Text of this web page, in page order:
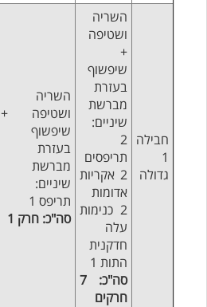
חבילה
1
גדולה
השריה
ושטיפה
+
שיפשוף
בעזרת
מברשת
שיניים:
2
תריפסים
2 אקריות
אדומות
2 כנימות
עלה
חדקנית
התות 1
סה"כ: 7
חרקים
השריה
ושטיפה +
שיפשוף
בעזרת
מברשת
שיניים:
תריפס 1
סה"כ: חרק 1